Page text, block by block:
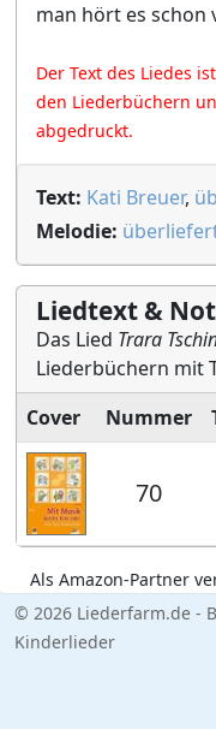
man hört es schon
Der Text des Liedes
den Liederbüchern
abgedruckt.
Text: Kati Breuer,
Melodie:
Liedtext &
Das Lied Trara
Liederbüchern mit
Cover
Nummer
70
Als Amazon-Partner
© 2026 Liederfarm.de -
Kinderlieder